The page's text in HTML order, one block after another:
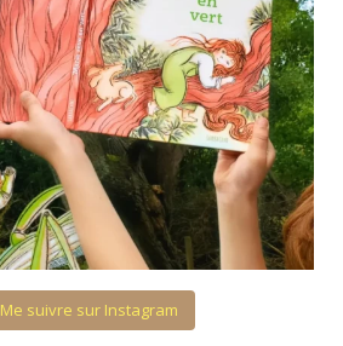
Me suivre sur Instagram